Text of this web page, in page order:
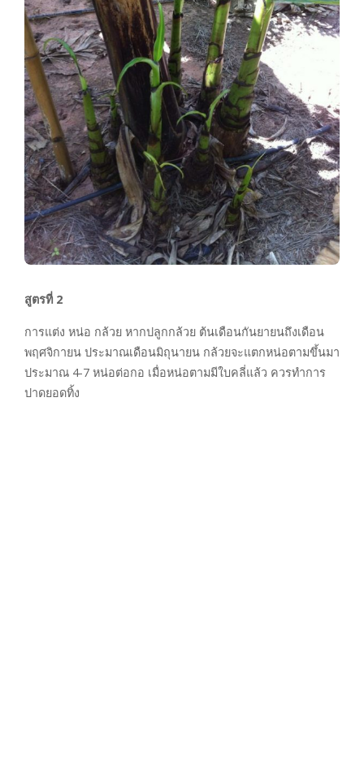
สูตรที่ 2
การแต่ง หน่อ กล้วย หากปลูกกล้วย ต้นเดือนกันยายนถึงเดือน
พฤศจิกายน ประมาณเดือนมิถุนายน กล้วยจะแตกหน่อตามขึ้นมา
ประมาณ 4-7 หน่อต่อกอ เมื่อหน่อตามมีใบคลี่แล้ว ควรทำการ
ปาดยอดทิ้ง